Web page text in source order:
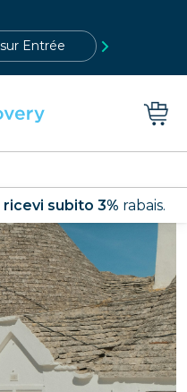
ricevi subito 3% rabais.